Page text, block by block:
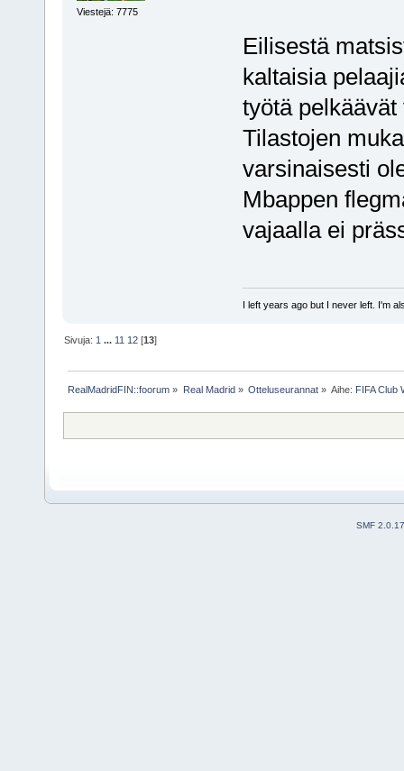
Viestejä: 7775
Eilisestä
kaltaisia
työtä
Tilastojen
varsinaisesti
Mbappen
vajaalla ei
I left years ago but I never left. I'm
Sivuja: 1 ... 11 12 [13]
RealMadridFIN::foorum » Real Madrid» Otteluseurannat» Aihe: FIFA Club
SMF 2.0.17